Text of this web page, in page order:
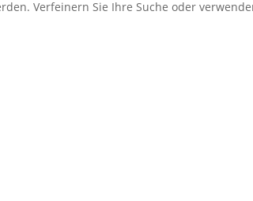
Verfeinern Sie Ihre Suche oder